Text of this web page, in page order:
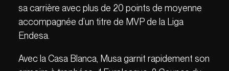
sa carrière avec plus de 20 points de moyenne
accompagnée d’un titre de MVP de la Liga
Endesa.
Avec la Casa Blanca, Musa garnit rapidement son